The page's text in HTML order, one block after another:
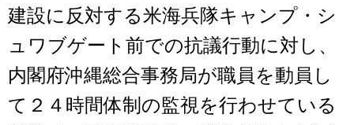
建設に反対する米海兵隊キャンプ・シ
ュワブゲート前での抗議行動に対し、
内閣府沖縄総合事務局が職員を動員し
て２４時間体制の監視を行わせている